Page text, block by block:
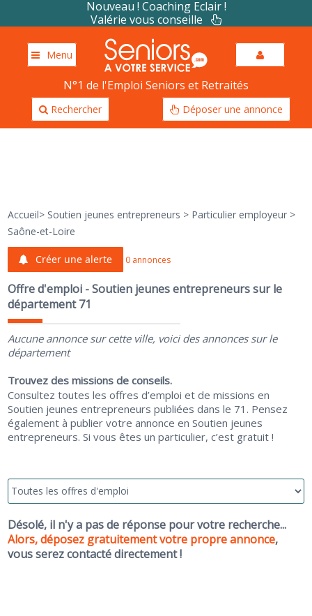
Nouveau ! Coaching Eclair !
Valérie vous conseille
Menu
N°1 de l'Emploi Seniors et Retraités
Rechercher Déposer une annonce
Accueil> Soutien jeunes entrepreneurs > Particulier employeur >
Saône-et-Loire
Créer une alerte 0 annonces
Offre d'emploi - Soutien jeunes entrepreneurs sur le
département 71
Aucune annonce sur cette ville, voici des annonces sur le
département
Trouvez des missions de conseils.
Consultez toutes les offres d’emploi et de missions en
Soutien jeunes entrepreneurs publiées dans le 71. Pensez
également à publier votre annonce en Soutien jeunes
entrepreneurs. Si vous êtes un particulier, c’est gratuit !
Désolé, il n'y a pas de réponse pour votre recherche...
Alors, déposez gratuitement votre propre annonce,
vous serez contacté directement !